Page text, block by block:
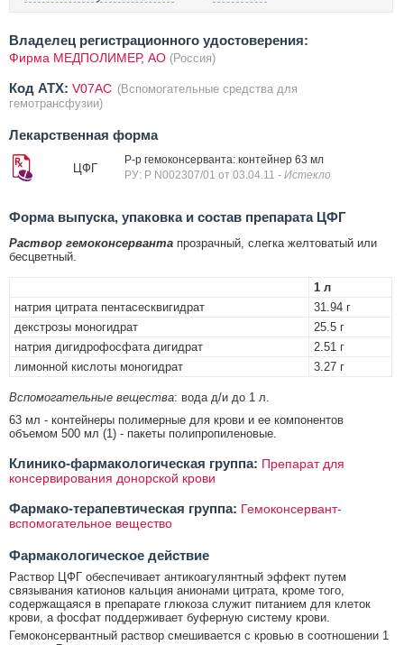
Владелец регистрационного удостоверения:
Фирма МЕДПОЛИМЕР, АО (Россия)
Код ATX: V07AC (Вспомогательные средства для
гемотрансфузии)
Лекарственная форма
ЦФГ
Р-р гемоконсерванта: контейнер 63 мл
РУ: Р N002307/01 от 03.04.11 - Истекло
Форма выпуска, упаковка и состав препарата ЦФГ
Раствор гемоконсерванта прозрачный, слегка желтоватый или
бесцветный.
1 л
натрия цитрата пентасесквигидрат
31.94 г
декстрозы моногидрат
25.5 г
натрия дигидрофосфата дигидрат
2.51 г
лимонной кислоты моногидрат
3.27 г
Вспомогательные вещества: вода д/и до 1 л.
63 мл - контейнеры полимерные для крови и ее компонентов
объемом 500 мл (1) - пакеты полипропиленовые.
Клинико-фармакологическая группа: Препарат для
консервирования донорской крови
Фармако-терапевтическая группа: Гемоконсервант-
вспомогательное вещество
Фармакологическое действие
Раствор ЦФГ обеспечивает антикоагулянтный эффект путем
связывания катионов кальция анионами цитрата, кроме того,
содержащаяся в препарате глюкоза служит питанием для клеток
крови, а фосфат поддерживает буферную систему крови.
Гемоконсервантный раствор смешивается с кровью в соотношении 1